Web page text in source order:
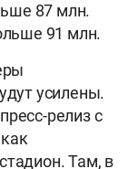
87 млн.
91 млн.
усилены.
релиз с
Там, в